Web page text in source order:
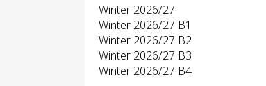
Winter 2026/27
Winter 2026/27 B1
Winter 2026/27 B2
Winter 2026/27 B3
Winter 2026/27 B4